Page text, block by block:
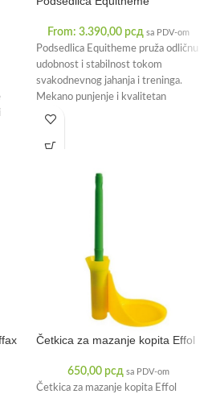
From: 3.390,00 рсд sa PDV-om
Podsedlica Equitheme pruža odličnu
udobnost i stabilnost tokom
svakodnevnog jahanja i treninga.
Mekano punjenje i kvalitetan
pamučni materijal omogućavaju
Četkica za mazanje kopita Effol
650,00 рсд sa PDV-om
Četkica za mazanje kopita Effol